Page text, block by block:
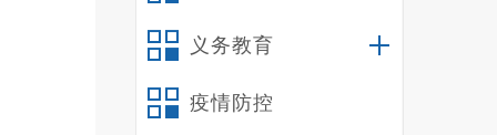
义务教育
疫情防控